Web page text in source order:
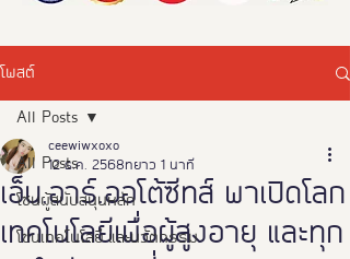
โพสต์
All Posts
โซนผู้สนับสนุนหลัก
โซนเทคโนโลยี และนวัตกรรม
All Posts
เอ็น.อาร์.ออโต้ซีทส์ พาเปิดโลก
เทคโนโลยีเพื่อผู้สูงอายุ และทุก
ceewiwxoxo
12 ธ.ค. 2568
ยาว 1 นาที